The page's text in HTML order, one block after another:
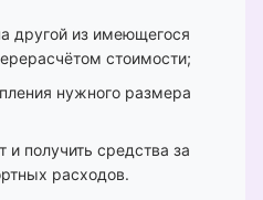
другой из имеющегося
стоимости;
нужного размера
и получить средства за
расходов.